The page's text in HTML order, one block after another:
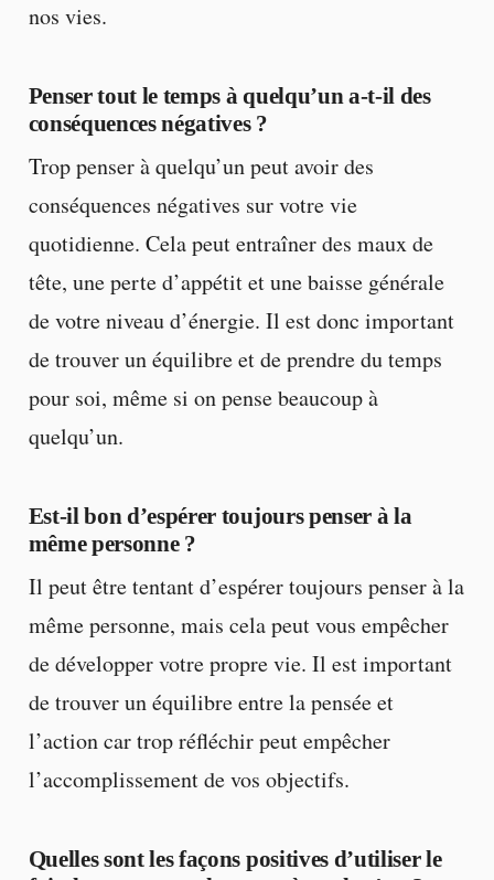
nos vies.
Penser tout le temps à quelqu’un a-t-il des
conséquences négatives ?
Trop penser à quelqu’un peut avoir des
conséquences négatives sur votre vie
quotidienne. Cela peut entraîner des maux de
tête, une perte d’appétit et une baisse générale
de votre niveau d’énergie. Il est donc important
de trouver un équilibre et de prendre du temps
pour soi, même si on pense beaucoup à
quelqu’un.
Est-il bon d’espérer toujours penser à la
même personne ?
Il peut être tentant d’espérer toujours penser à la
même personne, mais cela peut vous empêcher
de développer votre propre vie. Il est important
de trouver un équilibre entre la pensée et
l’action car trop réfléchir peut empêcher
l’accomplissement de vos objectifs.
Quelles sont les façons positives d’utiliser le